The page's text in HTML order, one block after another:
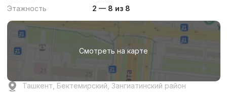
Этажность
2 — 8 из 8
Смотреть на карте
Ташкент, Бектемирский, Зангиатинский район